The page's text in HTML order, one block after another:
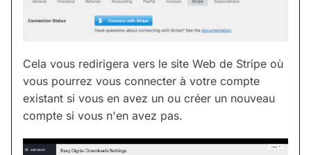
Cela vous redirigera vers le site Web de Stripe où
vous pourrez vous connecter à votre compte
existant si vous en avez un ou créer un nouveau
compte si vous n'en avez pas.